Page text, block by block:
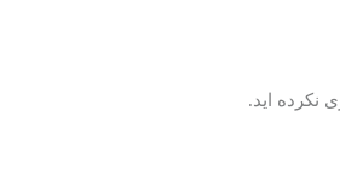
نکرده اید.